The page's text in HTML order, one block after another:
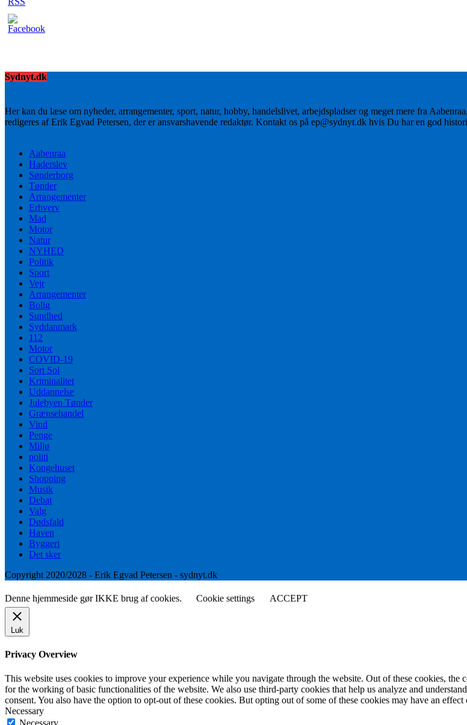
Sydnyt.dk
Her kan du læse om nyheder, arrangementer, sport, natur, hobby, handelslivet, arbejdspladser og meget mere fra
redigeres af Erik Egvad Petersen, der er ansvarshavende redaktør. Kontakt os på ep@sydnyt.dk hvis Du har en god
Aabenraa
Haderslev
Sønderborg
Tønder
Arrangementer
Erhverv
Mad
Motor
Natur
NYHED
Politik
Sport
Vejr
Arrangementer
Bolig
Sundhed
Syddanmark
112
Motor
COVID-19
Sort Sol
Kriminalitet
Uddannelse
Julebyen Tønder
Grænsehandel
Vind
Penge
Miljø
politi
Kongehuset
Shopping
Musik
Debat
Valg
Dødsfald
Haven
Byggeri
Det sker
Copyright 2020/2028 - Erik Egvad Petersen - sydnyt.dk
Denne hjemmeside gør IKKE brug af cookies. Cookie settings ACCEPT
Luk
Privacy Overview
This website uses cookies to improve your experience while you navigate through the website. Out of these cookies, the
for the working of basic functionalities of the website. We also use third-party cookies that help us analyze and
consent. You also have the option to opt-out of these cookies. But opting out of some of these cookies may have an
Necessary
Necessary